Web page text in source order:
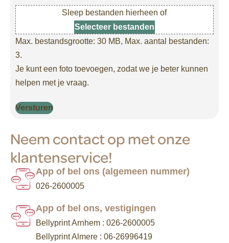
Sleep bestanden hierheen of
Selecteer bestanden
Max. bestandsgrootte: 30 MB, Max. aantal bestanden:
3.
Je kunt een foto toevoegen, zodat we je beter kunnen
helpen met je vraag.
Neem contact op met onze
klantenservice!
App of bel ons (algemeen nummer)
026-2600005
App of bel ons, vestigingen
Bellyprint Arnhem : 026-2600005
Bellyprint Almere : 06-26996419